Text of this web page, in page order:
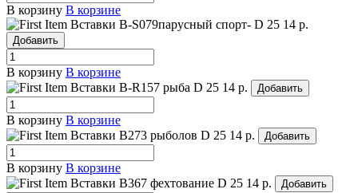
В корзину В корзине
Вставки B-S079парусный спорт- D 25 14 р.
Добавить
В корзину В корзине
Вставки B-R157 рыба D 25 14 р. Добавить
В корзину В корзине
Вставки B273 рыболов D 25 14 р. Добавить
В корзину В корзине
Вставки B367 фехтование D 25 14 р. Добавить